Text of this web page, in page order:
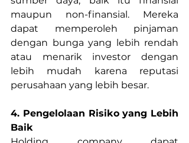
maupun non-finansial. Mereka
dapat memperoleh pinjaman
dengan bunga yang lebih rendah
atau menarik investor dengan
lebih mudah karena reputasi
perusahaan yang lebih besar.
4. Pengelolaan Risiko yang Lebih
Baik